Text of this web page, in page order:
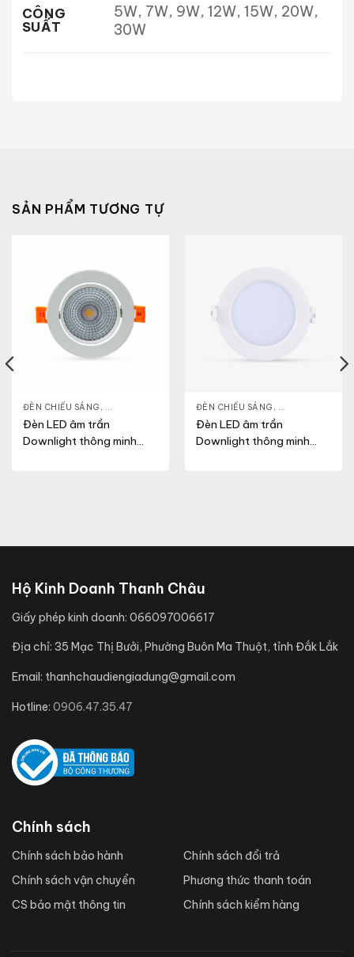
CÔNG
SUẤT
5W, 7W, 9W, 12W, 15W, 20W,
30W
SẢN PHẨM TƯƠNG TỰ
ĐÈN CHIẾU SÁNG , ĐÈN LED DOWNLIGHT,THIẾT BỊ CHIẾU SÁNG
Đèn LED âm trần
Downlight thông minh
ĐÈN CHIẾU SÁNG ,
Đèn LED âm trần
Downlight thông minh
,THIẾT BỊ CHIẾU SÁNG
Hộ Kinh Doanh Thanh Châu
Giấy phép kinh doanh: 066097006617
Địa chỉ: 35 Mạc Thị Bưởi, Phường Buôn Ma Thuột, tỉnh Đắk Lắk
Email: thanhchaudiengiadung@gmail.com
Hotline: 0906.47.35.47
Chính sách
Chính sách bảo hành
Chính sách vận chuyển
CS bảo mật thông tin
Chính sách đổi trả
Phương thức thanh toán
Chính sách kiểm hàng